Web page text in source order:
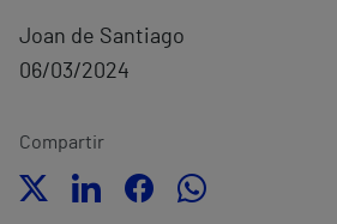
Joan de Santiago
06/03/2024
Compartir